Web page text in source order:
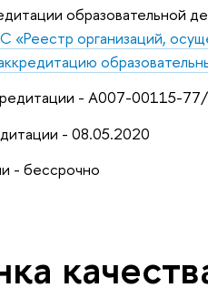
«Реестр организаций,
- А007-00115-
- 08.05.2020
- бессрочно